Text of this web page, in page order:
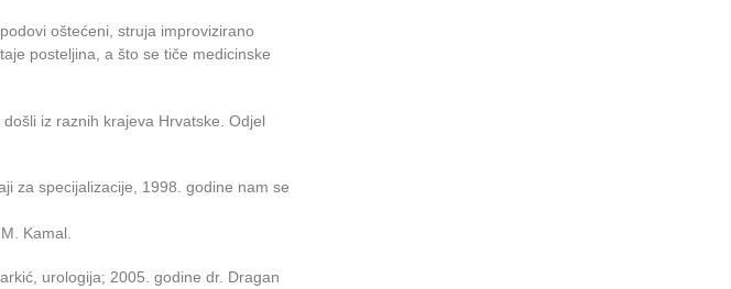
oštećeni, struja improvizirano
posteljina, a što se tiče medicinske
iz raznih krajeva Hrvatske. Odjel
za specijalizacije, 1998. godine nam se
Kamal.
urologija; 2005. godine dr. Dragan